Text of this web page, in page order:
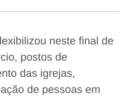
neste final de
postos de
das igrejas,
de pessoas em